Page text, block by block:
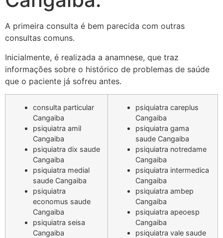
A primeira consulta é bem parecida com outras
consultas comuns.
Inicialmente, é realizada a anamnese, que traz
informações sobre o histórico de problemas de saúde
que o paciente já sofreu antes.
consulta particular
Cangaiba
psiquiatra amil
Cangaiba
psiquiatra dix saude
Cangaiba
psiquiatra medial
saude Cangaiba
psiquiatra
economus saude
Cangaiba
psiquiatra seisa
Cangaiba
psiquiatra careplus
Cangaiba
psiquiatra gama
saude Cangaiba
psiquiatra notredame
Cangaiba
psiquiatra intermedica
Cangaiba
psiquiatra ambep
Cangaiba
psiquiatra apeoesp
Cangaiba
psiquiatra vale saude